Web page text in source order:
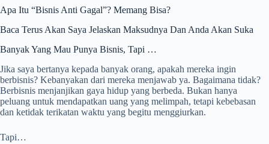
Apa Itu “Bisnis Anti Gagal”? Memang Bisa?
Baca Terus Akan Saya Jelaskan Maksudnya Dan Anda Akan Suka
Banyak Yang Mau Punya Bisnis, Tapi …
Jika saya bertanya kepada banyak orang, apakah mereka ingin
berbisnis? Kebanyakan dari mereka menjawab ya. Bagaimana tidak?
Berbisnis menjanjikan gaya hidup yang berbeda. Bukan hanya
peluang untuk mendapatkan uang yang melimpah, tetapi kebebasan
dan ketidak terikatan waktu yang begitu menggiurkan.
Tapi…